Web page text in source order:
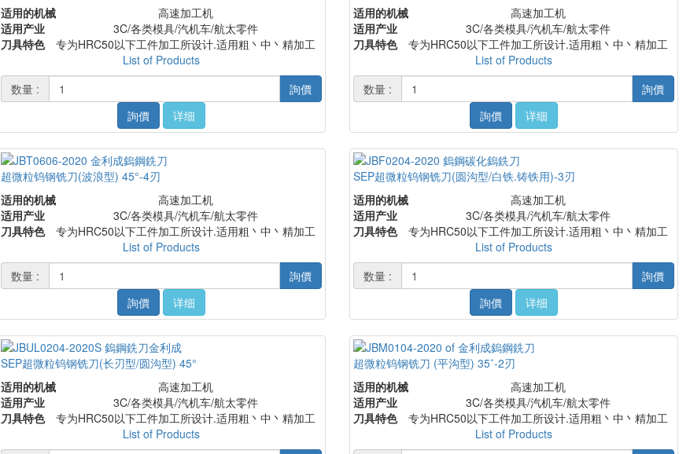
适用的机械
高速加工机
适用产业
3C/各类模具/汽机车/航太零件
刀具特色
专为HRC50以下工件加工所设计.适用粗丶中丶精加工
List of Products
数量 :
詢價
詢價
详细
适用的机械
高速加工机
适用产业
3C/各类模具/汽机车/航太零件
刀具特色
专为HRC50以下工件加工所设计.适用粗丶中丶精加工
List of Products
数量 :
詢價
詢價
详细
超微粒钨钢铣刀(波浪型) 45°-4刃
适用的机械
高速加工机
适用产业
3C/各类模具/汽机车/航太零件
刀具特色
专为HRC50以下工件加工所设计.适用粗丶中丶精加工
List of Products
数量 :
詢價
詢價
详细
SEP超微粒钨钢铣刀(圆沟型/白铁.铸铁用)-3刃
适用的机械
高速加工机
适用产业
3C/各类模具/汽机车/航太零件
刀具特色
专为HRC50以下工件加工所设计.适用粗丶中丶精加工
List of Products
数量 :
詢價
詢價
详细
SEP超微粒钨钢铣刀(长刃型/圆沟型) 45°
适用的机械
高速加工机
适用产业
3C/各类模具/汽机车/航太零件
刀具特色
专为HRC50以下工件加工所设计.适用粗丶中丶精加工
List of Products
超微粒钨钢铣刀 (平沟型) 35˚-2刃
适用的机械
高速加工机
适用产业
3C/各类模具/汽机车/航太零件
刀具特色
专为HRC50以下工件加工所设计.适用粗丶中丶精加工
List of Products